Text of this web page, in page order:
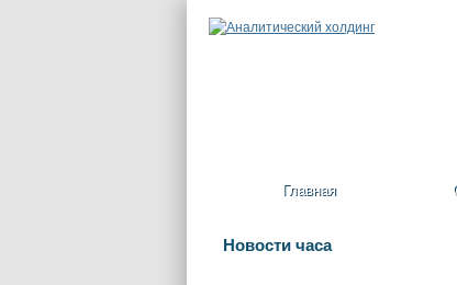
Главная
Новости часа